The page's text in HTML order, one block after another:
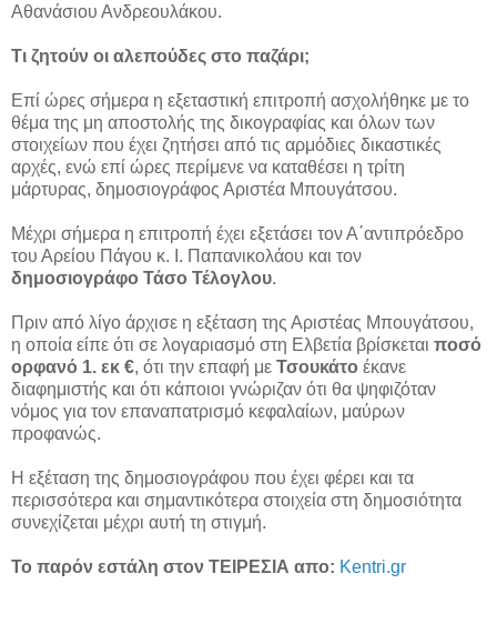
Αθανάσιου Ανδρεουλάκου.
Τι ζητούν οι αλεπούδες στο παζάρι;
Επί ώρες σήμερα η εξεταστική επιτροπή ασχολήθηκε με το
θέμα της μη αποστολής της δικογραφίας και όλων των
στοιχείων που έχει ζητήσει από τις αρμόδιες δικαστικές
αρχές, ενώ επί ώρες περίμενε να καταθέσει η τρίτη
μάρτυρας, δημοσιογράφος Αριστέα Μπουγάτσου.
Μέχρι σήμερα η επιτροπή έχει εξετάσει τον Α΄αντιπρόεδρο
του Αρείου Πάγου κ. Ι. Παπανικολάου και τον
δημοσιογράφο Τάσο Τέλογλου.
Πριν από λίγο άρχισε η εξέταση της Αριστέας Μπουγάτσου,
η οποία είπε ότι σε λογαριασμό στη Ελβετία βρίσκεται ποσό
ορφανό 1. εκ €, ότι την επαφή με Τσουκάτο έκανε
διαφημιστής και ότι κάποιοι γνώριζαν ότι θα ψηφιζόταν
νόμος για τον επαναπατρισμό κεφαλαίων, μαύρων
προφανώς.
Η εξέταση της δημοσιογράφου που έχει φέρει και τα
περισσότερα και σημαντικότερα στοιχεία στη δημοσιότητα
συνεχίζεται μέχρι αυτή τη στιγμή.
Το παρόν εστάλη στον ΤΕΙΡΕΣΙΑ απο: Kentri.gr